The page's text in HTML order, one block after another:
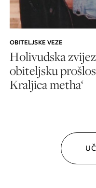
OBITELJSKE VEZE
Holivudska
obiteljsku
Kraljica metha‘